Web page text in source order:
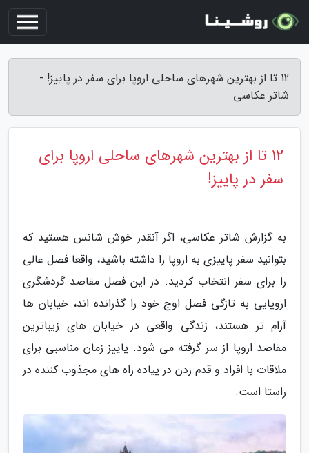
12 تا از بهترین شهرهای ساحلی اروپا برای سفر در پاییز! -
شاتر عکاسی
12 تا از بهترین شهرهای ساحلی اروپا برای
سفر در پاییز!
به گزارش شاتر عکاسی، اگر آنقدر خوش شانس هستید که
بتوانید سفر پاییزی به اروپا را داشته باشید، واقعا فصل عالی
را برای سفر انتخاب کردید. در این فصل مقاصد گردشگری
اروپایی به تازگی فصل اوج خود را گذرانده اند، خیابان ها
آرام تر هستند، زندگی واقعی در خیابان های زیباترین
مقاصد اروپا از سر گرفته می شود. پاییز زمان مناسبی برای
ملاقات با افراد و قدم زدن در پیاده راه های مجذوب کننده در
راستا است.